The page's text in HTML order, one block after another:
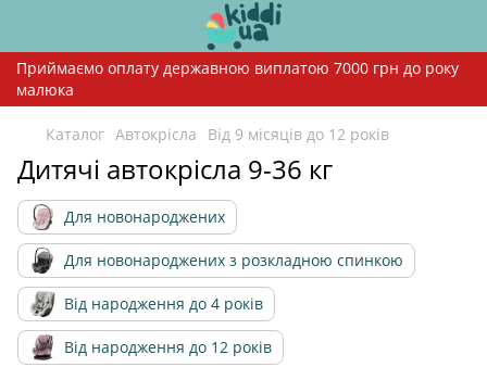
Приймаємо оплату державною виплатою 7000 грн до року
малюка
Каталог Автокрісла Від 9 місяців до 12 років
Дитячі автокрісла 9-36 кг
Для новонароджених
Для новонароджених з розкладною спинкою
Від народження до 4 років
Від народження до 12 років